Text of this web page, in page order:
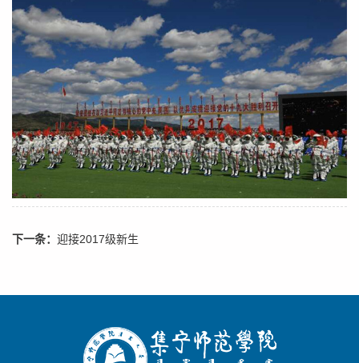
下一条： 迎接2017级新生